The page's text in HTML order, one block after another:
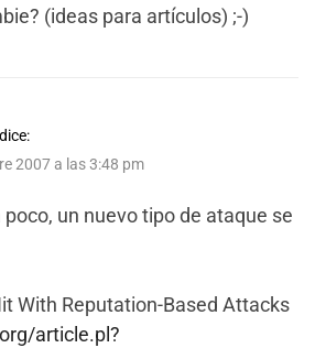
(ideas para artículos) ;-)
dice:
2007 a las 3:48 pm
un nuevo tipo de ataque se
With Reputation-Based Attacks
article.pl?